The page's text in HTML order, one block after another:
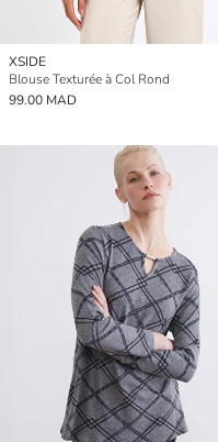
XSIDE
Blouse Texturée à Col Rond
99.00 MAD